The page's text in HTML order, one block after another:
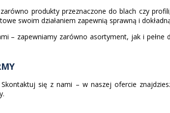
produkty przeznaczone do blach czy
swoim działaniem zapewnią sprawną i
– zapewniamy zarówno asortyment, jak i pełne
się z nami – w naszej ofercie